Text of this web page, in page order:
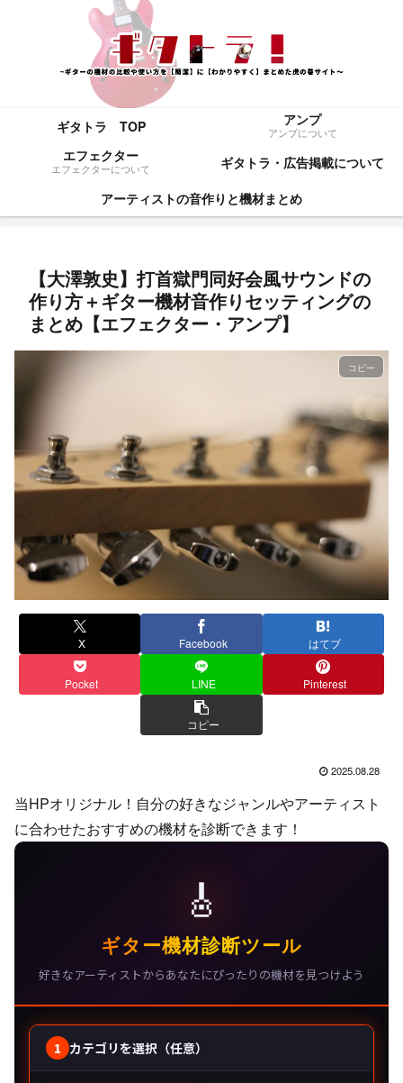
ギタトラ TOP アンプ
アンプについて
エフェクター
エフェクターについて
ギタトラ・広告掲載について
アーティストの音作りと機材まとめ
【大澤敦史】打首獄門同好会風サウンドの
作り方＋ギター機材音作りセッティングの
まとめ【エフェクター・アンプ】
コピー
X Facebook はてブ
Pocket LINE Pinterest
コピー
2025.08.28
当HPオリジナル！自分の好きなジャンルやアーティスト
に合わせたおすすめの機材を診断できます！